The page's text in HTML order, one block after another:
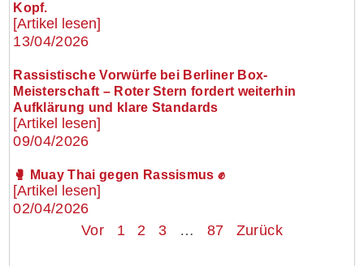
Kopf.
[Artikel lesen]
13/04/2026
Rassistische Vorwürfe bei Berliner Box-
Meisterschaft – Roter Stern fordert weiterhin
Aufklärung und klare Standards
[Artikel lesen]
09/04/2026
🥊 Muay Thai gegen Rassismus ✊
[Artikel lesen]
02/04/2026
Vor
1 2 3 … 87 Zurück